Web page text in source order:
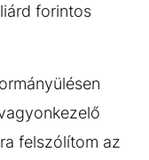
forintos
felszólítom az